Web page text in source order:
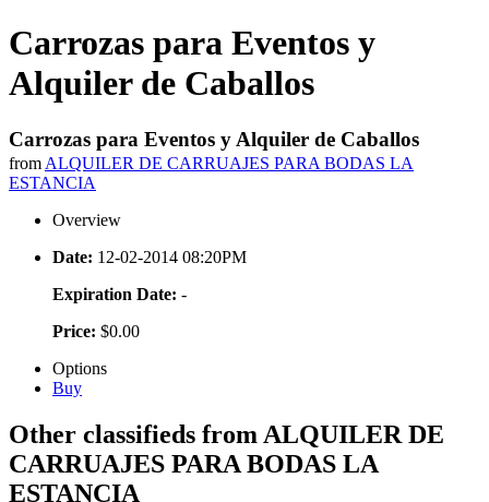
Carrozas para Eventos y
Alquiler de Caballos
Carrozas para Eventos y Alquiler de Caballos
from ALQUILER DE CARRUAJES PARA BODAS LA
ESTANCIA
Overview
Date: 12-02-2014 08:20PM
Expiration Date: -
Price: $0.00
Options
Buy
Other classifieds from ALQUILER DE
CARRUAJES PARA BODAS LA
ESTANCIA